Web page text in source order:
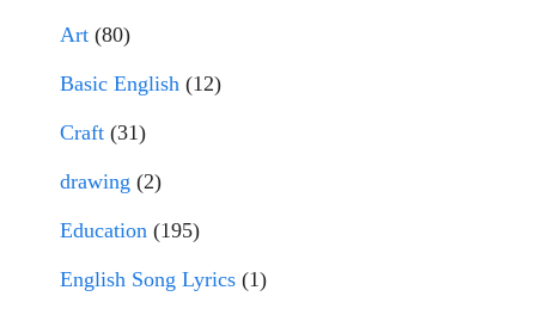
Art (80)
Basic English (12)
Craft (31)
drawing (2)
Education (195)
English Song Lyrics (1)